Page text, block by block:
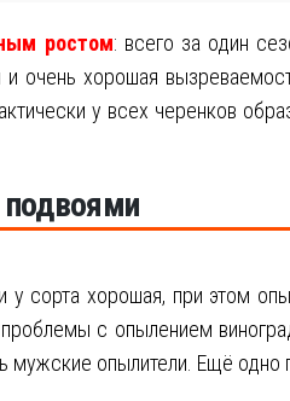
ростом: всего за один
и очень хорошая
у всех черенков
у сорта хорошая, при этом
с опылением
опылители. Ещё одно